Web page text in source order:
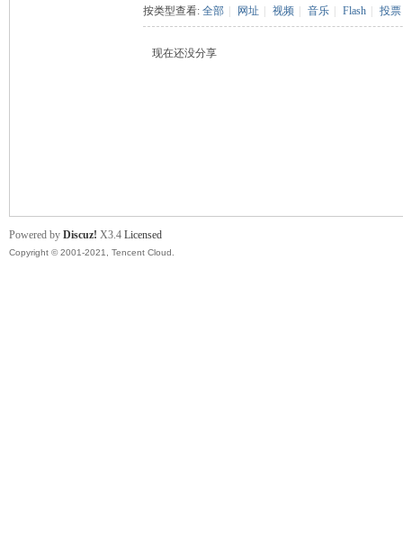
按类型查看: 全部 网址 视频 音乐 Flash 投票
现在还没分享
Powered by Discuz! X3.4 Licensed
Copyright © 2001-2021, Tencent Cloud.